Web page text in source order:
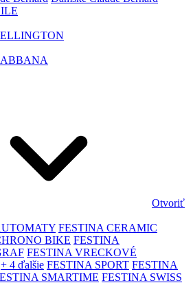
Otvoriť
FESTINA CERAMIC
BIKE FESTINA
FESTINA VRECKOVÉ
+ 4 ďalšie FESTINA SPORT FESTINA
SMARTIME FESTINA SWISS